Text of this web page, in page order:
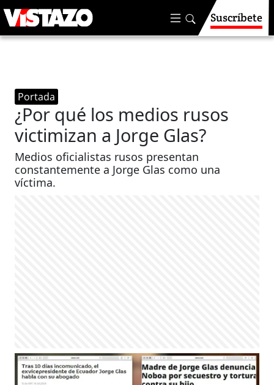
Suscríbete
Portada
¿Por qué los medios rusos
victimizan a Jorge Glas?
Medios oficialistas rusos presentan
constantemente a Jorge Glas como una
víctima.